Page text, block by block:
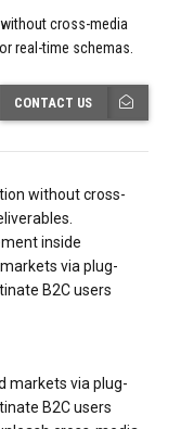
cross-media
real-time schemas.
CONTACT US
without cross-
inside
via plug-
B2C users
markets via plug-
B2C users